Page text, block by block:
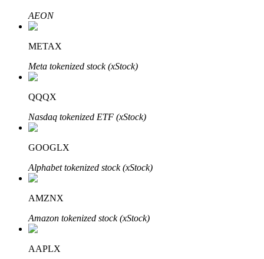
الاستثمار التلقائي
تعلم الستاكينغ
تعرف على كيفية كسب الدخل السلبي
AEON
METAX
Meta tokenized stock (xStock)
QQQX
Nasdaq tokenized ETF (xStock)
GOOGLX
Alphabet tokenized stock (xStock)
AMZNX
Amazon tokenized stock (xStock)
AAPLX